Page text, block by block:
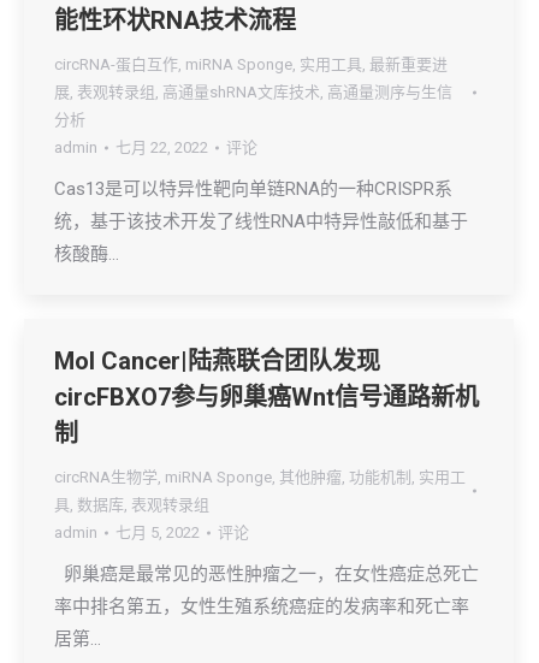
能性环状RNA技术流程
circRNA-蛋白互作, miRNA Sponge, 实用工具, 最新重要进
展, 表观转录组 , 高通量shRNA文库技术, 高通量测序与生信
分析
admin
七月 22, 2022 评论
Cas13是可以特异性靶向单链RNA的一种CRISPR系
统，基于该技术开发了线性RNA中特异性敲低和基于
核酸酶…
Mol Cancer|陆燕联合团队发现
circFBXO7参与卵巢癌Wnt信号通路新机
制
circRNA生物学, miRNA Sponge, 其他肿瘤, 功能机制 , 实用工
具, 数据库, 表观转录组
admin
七月 5, 2022 评论
卵巢癌是最常见的恶性肿瘤之一，在女性癌症总死亡
率中排名第五，女性生殖系统癌症的发病率和死亡率
居第…